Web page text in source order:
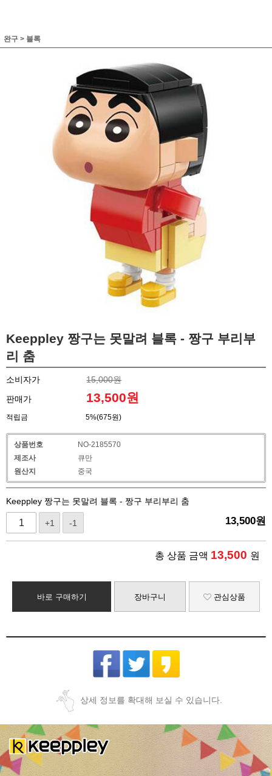
완구 > 블록
Keeppley 짱구는 못말려 블록 - 짱구 부리부
리 춤
소비자가
15,000원
판매가
13,500원
적립금 5%(675원)
상품번호
NO-2185570
제조사
큐만
원산지
중국
Keeppley 짱구는 못말려 블록 - 짱구 부리부리 춤
+1 -1 13,500원
총 상품 금액 13,500 원
바로 구매하기 장바구니 관심상품
상세 정보를 확대해 보실 수 있습니다.